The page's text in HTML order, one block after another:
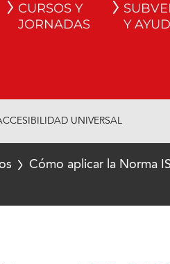
CURSOS Y
JORNADAS
Y
UNIVERSAL
Cómo aplicar la Norma